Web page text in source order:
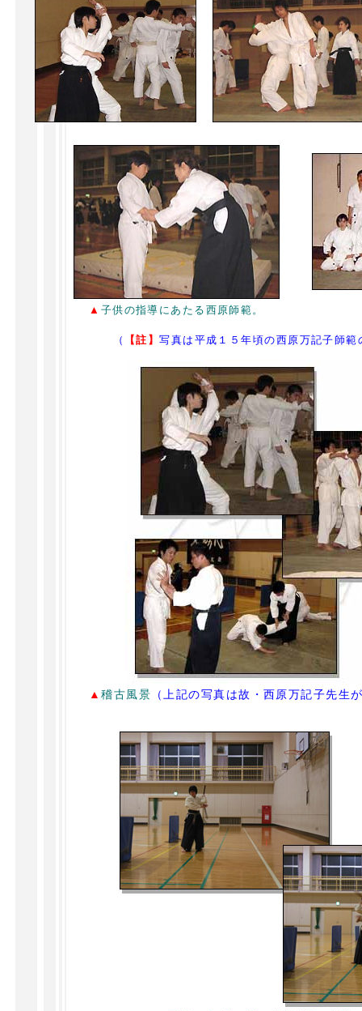
▲ 子供の指導にあたる西原師範。
（ 【註】写真は平成１５年頃の西原万記子師
▲稽古風景 （上記の写真は故・西原万記子先生